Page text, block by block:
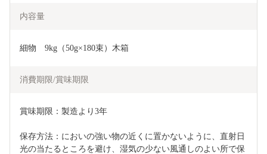
内容量
細物　9kg（50g×180束）木箱
消費期限/賞味期限
賞味期限：製造より3年
保存方法：においの強い物の近くに置かないように、直射日
光の当たるところを避け、湿気の少ない風通しのよい所で保